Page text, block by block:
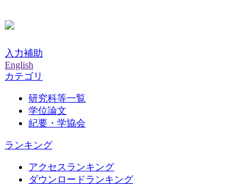
入力補助
English
カテゴリ
研究科等一覧
学位論文
紀要・学協会
ランキング
アクセスランキング
ダウンロードランキング